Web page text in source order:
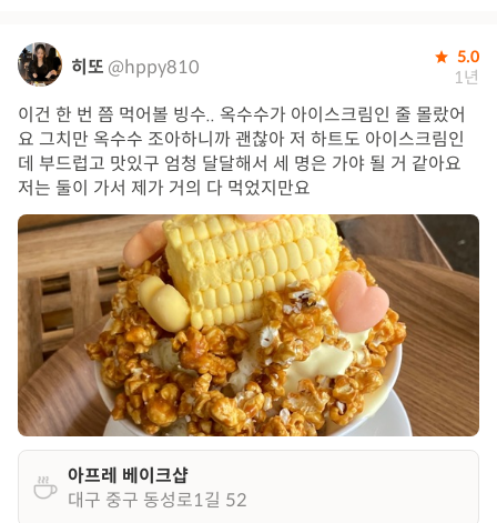
히또 @hppy810 5.0
1년
이건 한 번 쯤 먹어볼 빙수.. 옥수수가 아이스크림인 줄 몰랐어
요 그치만 옥수수 조아하니까 괜찮아 저 하트도 아이스크림인
데 부드럽고 맛있구 엄청 달달해서 세 명은 가야 될 거 같아요
저는 둘이 가서 제가 거의 다 먹었지만요
아프레 베이크샵
대구 중구 동성로1길 52